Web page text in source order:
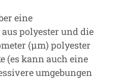
eine
polyester und die
(μm) polyester
(es kann auch eine
umgebungen